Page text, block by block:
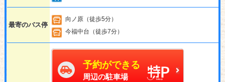
最寄のバス停
向ノ原（徒歩5分）
今福中台（徒歩7分）
予約ができる
周辺の駐車場